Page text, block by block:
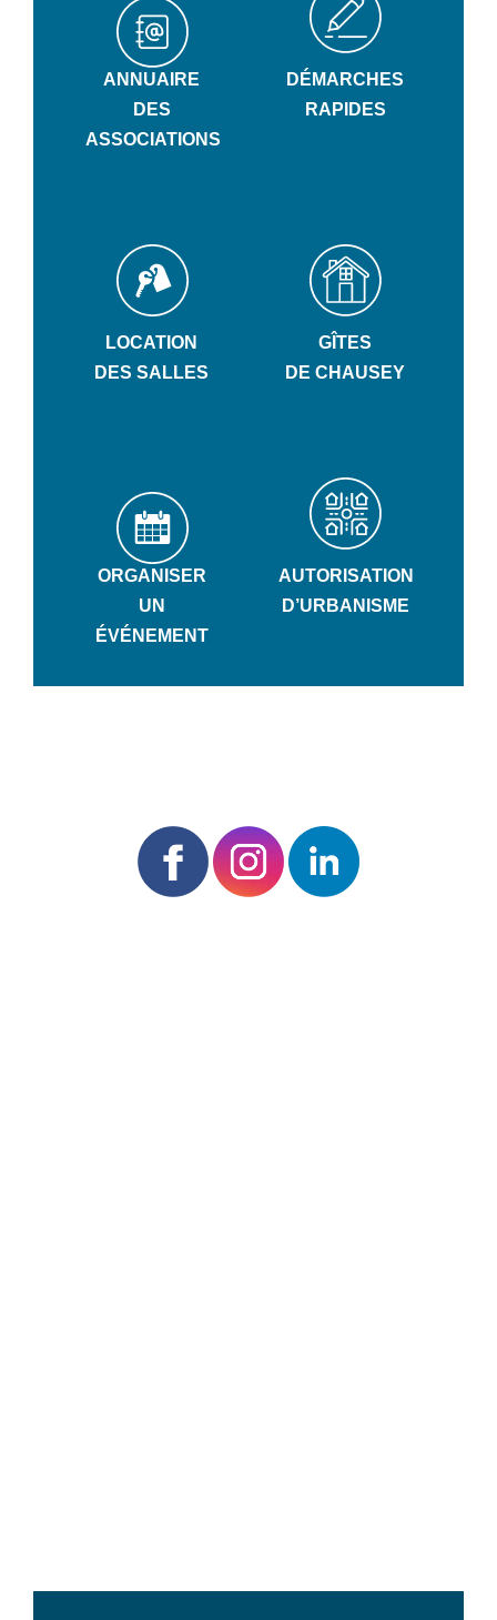
ANNUAIRE
DES
ASSOCIATIONS
DÉMARCHES
RAPIDES
LOCATION
DES SALLES
GÎTES
DE CHAUSEY
ORGANISER
UN
ÉVÉNEMENT
AUTORISATION
D’URBANISME